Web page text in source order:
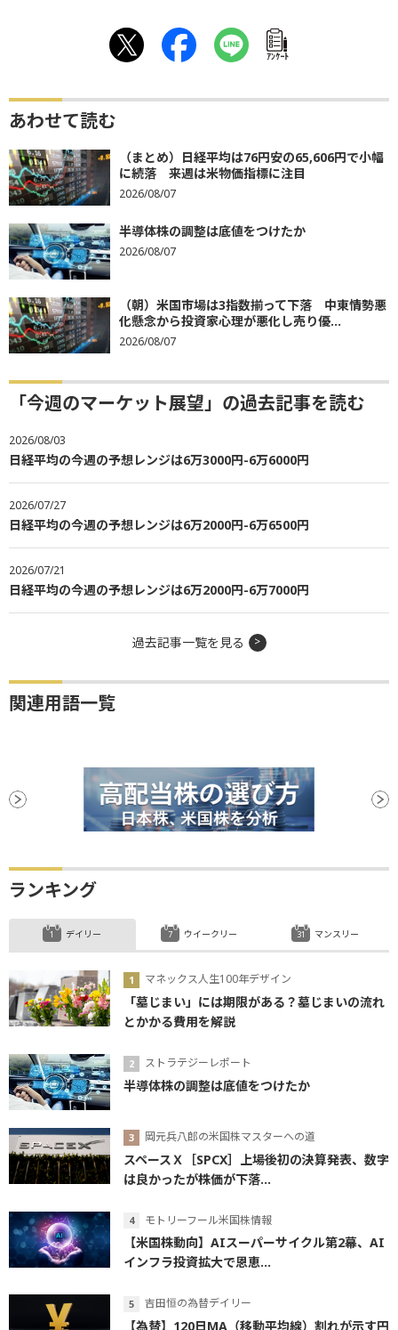
ｱﾝｹｰﾄ
あわせて読む
（まとめ）日経平均は76円安の65,606円で小幅
に続落 来週は米物価指標に注目
2026/08/07
半導体株の調整は底値をつけたか
2026/08/07
（朝）米国市場は3指数揃って下落 中東情勢悪
化懸念から投資家心理が悪化し売り優...
2026/08/07
「今週のマーケット展望」の過去記事を読む
2026/08/03
日経平均の今週の予想レンジは6万3000円-6万6000円
2026/07/27
日経平均の今週の予想レンジは6万2000円-6万6500円
2026/07/21
日経平均の今週の予想レンジは6万2000円-6万7000円
過去記事一覧を見る
関連用語一覧
ランキング
デイリー
マネックス人生100年デザイン
「墓じまい」には期限がある？墓じまいの流れ
とかかる費用を解説
ストラテジーレポート
半導体株の調整は底値をつけたか
岡元兵八郎の米国株マスターへの道
スペースＸ［SPCX］上場後初の決算発表、数字
は良かったが株価が下落...
モトリーフール米国株情報
【米国株動向】AIスーパーサイクル第2幕、AI
インフラ投資拡大で恩恵...
吉田恒の為替デイリー
【為替】120日MA（移動平均線）割れが示す円
ウイークリー マンスリー